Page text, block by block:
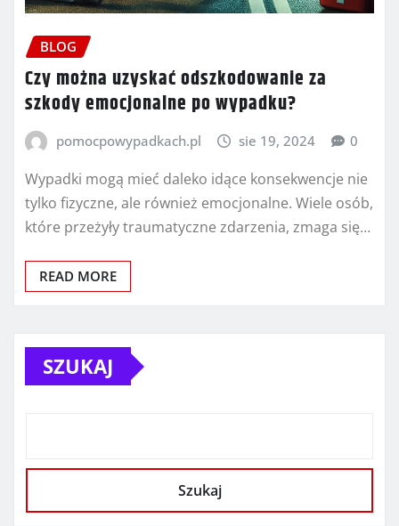
BLOG
Czy można uzyskać odszkodowanie za
szkody emocjonalne po wypadku?
pomocpowypadkach.pl sie 19, 2024 0
Wypadki mogą mieć daleko idące konsekwencje nie
tylko fizyczne, ale również emocjonalne. Wiele osób,
które przeżyły traumatyczne zdarzenia, zmaga się…
READ MORE
SZUKAJ
Szukaj